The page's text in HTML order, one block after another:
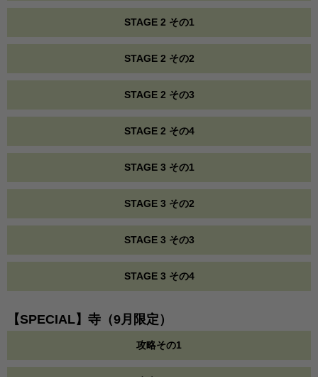
STAGE 2 その1
STAGE 2 その2
STAGE 2 その3
STAGE 2 その4
STAGE 3 その1
STAGE 3 その2
STAGE 3 その3
STAGE 3 その4
【SPECIAL】寺（9月限定）
攻略その1